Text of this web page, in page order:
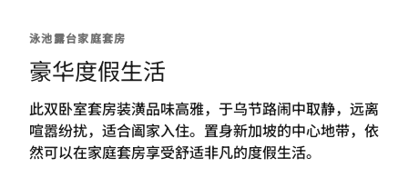
泳池露台家庭套房
豪华度假生活
此双卧室套房装潢品味高雅，于乌节路闹中取静，远离
喧嚣纷扰，适合阖家入住。置身新加坡的中心地带，依
然可以在家庭套房享受舒适非凡的度假生活。